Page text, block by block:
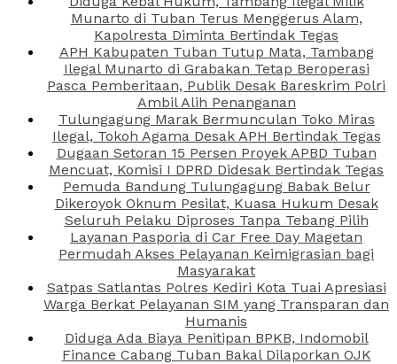
Munarto di Tuban Terus Menggerus Alam,
Kapolresta Diminta Bertindak Tegas
APH Kabupaten Tuban Tutup Mata, Tambang
Ilegal Munarto di Grabakan Tetap Beroperasi
Pasca Pemberitaan, Publik Desak Bareskrim Polri
Ambil Alih Penanganan
Tulungagung Marak Bermunculan Toko Miras
Ilegal, Tokoh Agama Desak APH Bertindak Tegas
Dugaan Setoran 15 Persen Proyek APBD Tuban
Mencuat, Komisi I DPRD Didesak Bertindak Tegas
Pemuda Bandung Tulungagung Babak Belur
Dikeroyok Oknum Pesilat, Kuasa Hukum Desak
Seluruh Pelaku Diproses Tanpa Tebang Pilih
Layanan Pasporia di Car Free Day Magetan
Permudah Akses Pelayanan Keimigrasian bagi
Masyarakat
Satpas Satlantas Polres Kediri Kota Tuai Apresiasi
Warga Berkat Pelayanan SIM yang Transparan dan
Humanis
Diduga Ada Biaya Penitipan BPKB, Indomobil
Finance Cabang Tuban Bakal Dilaporkan OJK